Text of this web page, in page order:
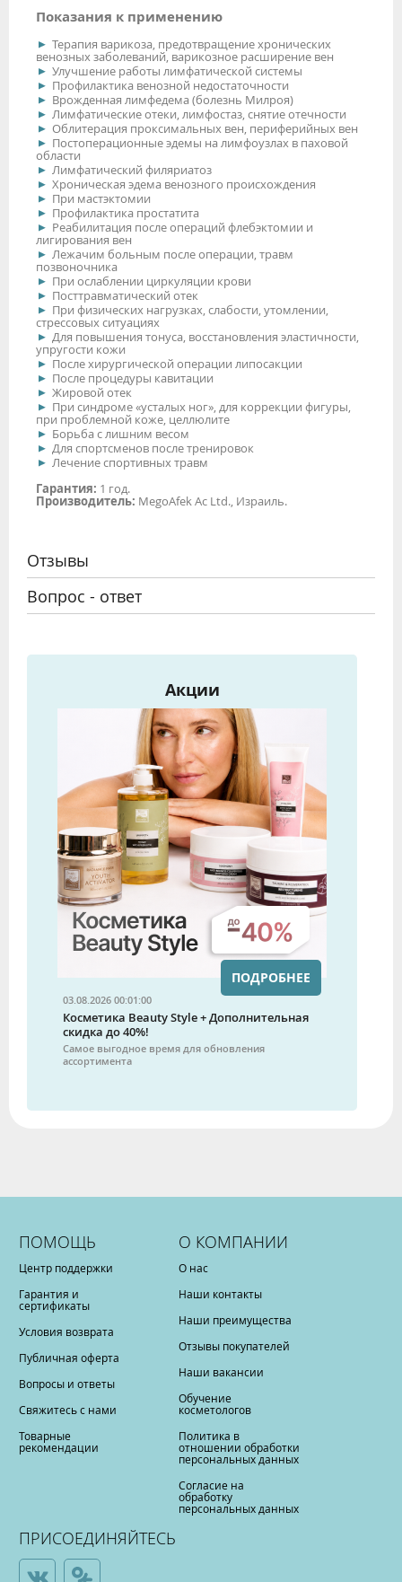
Показания к применению
Терапия варикоза, предотвращение хронических
венозных заболеваний, варикозное расширение вен
Улучшение работы лимфатической системы
Профилактика венозной недостаточности
Врожденная лимфедема (болезнь Милроя)
Лимфатические отеки, лимфостаз, снятие отечности
Облитерация проксимальных вен, периферийных вен
Постоперационные эдемы на лимфоузлах в паховой
области
Лимфатический филяриатоз
Хроническая эдема венозного происхождения
При мастэктомии
Профилактика простатита
Реабилитация после операций флебэктомии и
лигирования вен
Лежачим больным после операции, травм
позвоночника
При ослаблении циркуляции крови
Посттравматический отек
При физических нагрузках, слабости, утомлении,
стрессовых ситуациях
Для повышения тонуса, восстановления эластичности,
упругости кожи
После хирургической операции липосакции
После процедуры кавитации
Жировой отек
При синдроме «усталых ног», для коррекции фигуры,
при проблемной коже, целлюлите
Борьба с лишним весом
Для спортсменов после тренировок
Лечение спортивных травм
Гарантия: 1 год.
Производитель: MegoAfek Ac Ltd., Израиль.
Отзывы
Вопрос - ответ
Акции
03.08.2026 00:01:00
Косметика Beauty Style + Дополнительная
скидка до 40%!
Самое выгодное время для обновления
ассортимента
ПОДРОБНЕЕ
ПОМОЩЬ
Центр поддержки
Гарантия и
сертификаты
Условия возврата
Публичная оферта
Вопросы и ответы
Свяжитесь с нами
Товарные
рекомендации
О КОМПАНИИ
О нас
Наши контакты
Наши преимущества
Отзывы покупателей
Наши вакансии
Обучение
косметологов
Политика в
отношении обработки
персональных данных
Согласие на
обработку
персональных данных
ПРИСОЕДИНЯЙТЕСЬ